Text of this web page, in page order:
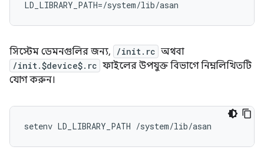
LD_LIBRARY_PATH=/system/lib/asan
সিস্টেম ডেমনগুলির জন্য, /init.rc অথবা
/init.$device$.rc ফাইলের উপযুক্ত বিভাগে নিম্নলিখিতটি
যোগ করুন।